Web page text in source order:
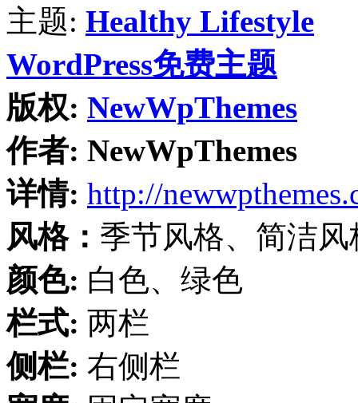
主题: Healthy Lifestyle
WordPress免费主题
版权: NewWpThemes
作者: NewWpThemes
详情: http://
风格： 季节风格、简洁风
颜色: 白色、绿色
栏式: 两栏
侧栏: 右侧栏